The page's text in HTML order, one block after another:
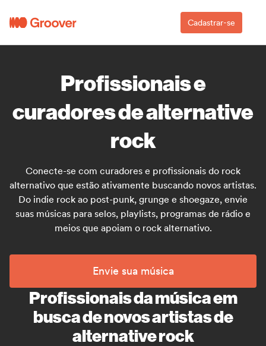
Cadastrar-se
Profissionais e
curadores de alternative
rock
Conecte-se com curadores e profissionais do rock
alternativo que estão ativamente buscando novos artistas.
Do indie rock ao post-punk, grunge e shoegaze, envie
suas músicas para selos, playlists, programas de rádio e
meios que apoiam o rock alternativo.
Envie sua música
Profissionais da música em
busca de novos artistas de
alternative rock